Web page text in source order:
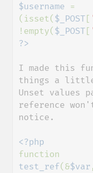
$username =
(isset( $_POST[
!empty( $_POST[
I made this
things a
Unset values
reference
notice.
test_ref(&$var